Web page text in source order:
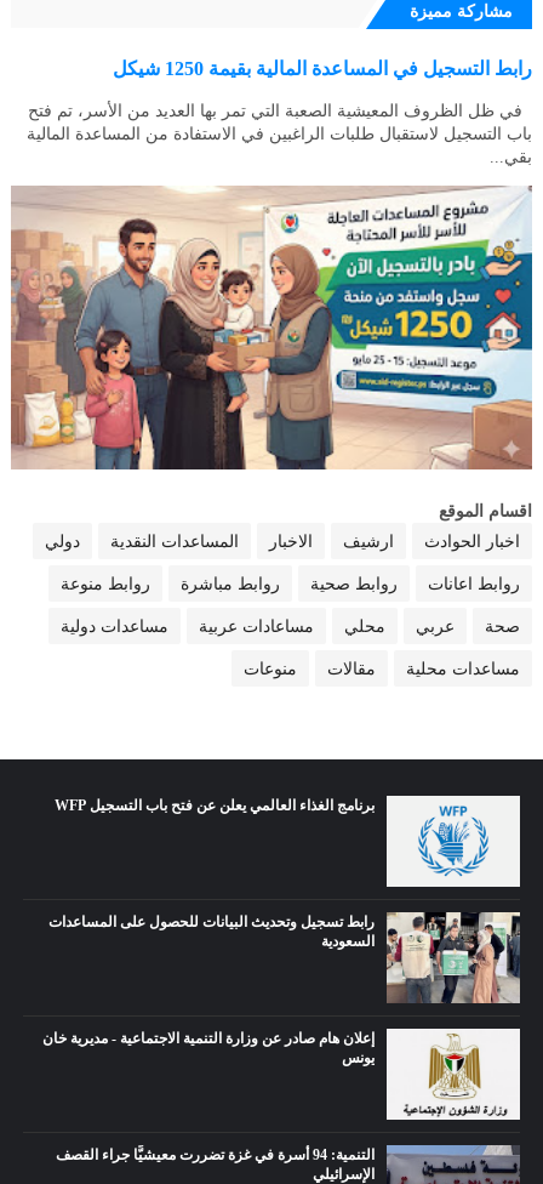
مشاركة مميزة
رابط التسجيل في المساعدة المالية بقيمة 1250 شيكل
في ظل الظروف المعيشية الصعبة التي تمر بها العديد من الأسر، تم فتح
باب التسجيل لاستقبال طلبات الراغبين في الاستفادة من المساعدة المالية
بقي...
اقسام الموقع
اخبار الحوادث
ارشيف الاخبار المساعدات النقدية دولي
روابط اعانات روابط صحية روابط مباشرة روابط منوعة
صحة عربي محلي مساعادات عربية مساعدات دولية
مساعدات محلية مقالات منوعات
برنامج الغذاء العالمي يعلن عن فتح باب التسجيل WFP
رابط تسجيل وتحديث البيانات للحصول على المساعدات
السعودية
إعلان هام صادر عن وزارة التنمية الاجتماعية - مديرية خان
يونس
التنمية: 94 أسرة في غزة تضررت معيشيًّا جراء القصف
الإسرائيلي